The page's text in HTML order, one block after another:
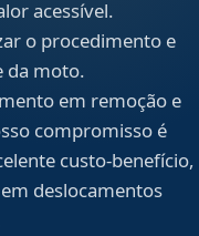
acessível.
o procedimento e
da moto.
em remoção e
compromisso é
custo-benefício,
deslocamentos